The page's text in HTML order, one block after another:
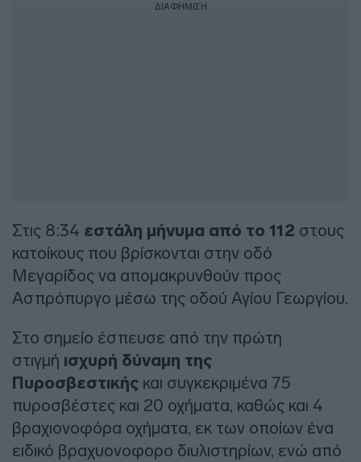
ΔΙΑΦΗΜΙΣΗ
Στις 8:34 εστάλη μήνυμα από το 112 στους
κατοίκους που βρίσκονται στην οδό
Μεγαρίδος να απομακρυνθούν προς
Ασπρόπυργο μέσω της οδού Αγίου Γεωργίου.
Στο σημείο έσπευσε από την πρώτη
στιγμή ισχυρή δύναμη της
Πυροσβεστικής και συγκεκριμένα 75
πυροσβέστες και 20 οχήματα, καθώς και 4
βραχιονοφόρα οχήματα, εκ των οποίων ένα
ειδικό βραχυονοφορο διυλιστηρίων, ενώ από